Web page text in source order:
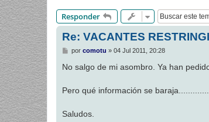
Responder
Re: VACANTES
M
n
j
e
por comotu » 04 Jul 2011, 20:28
No salgo de mi asombro. Ya han
Pero qué información se
Saludos.